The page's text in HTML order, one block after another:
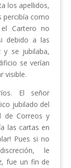
los apellidos,
percibía como
Cartero no
debido a las
y se jubilaba,
se verían
visible.
El señor
jubilado del
de Correos y
las cartas en
Pues si no
le
fue un fin de